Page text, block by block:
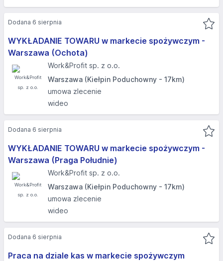
WYKŁADANIE TOWARU w markecie spożywczym -
Warszawa (Ochota)
Work&Profit sp. z o.o.
Warszawa (Kiełpin Poduchowny - 17km)
umowa zlecenie
wideo
Dodana 6 sierpnia
WYKŁADANIE TOWARU w markecie spożywczym -
Warszawa (Praga Południe)
Work&Profit sp. z o.o.
Warszawa (Kiełpin Poduchowny - 17km)
umowa zlecenie
wideo
Dodana 6 sierpnia
Praca na dziale kas w markecie spożywczym
Dodana 6 sierpnia